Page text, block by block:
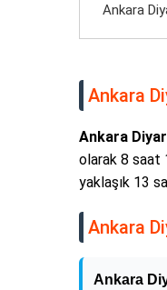
Ankara
Ankara
Ankara
olarak 8 saat
yaklaşık 13
Ankara
Ankara